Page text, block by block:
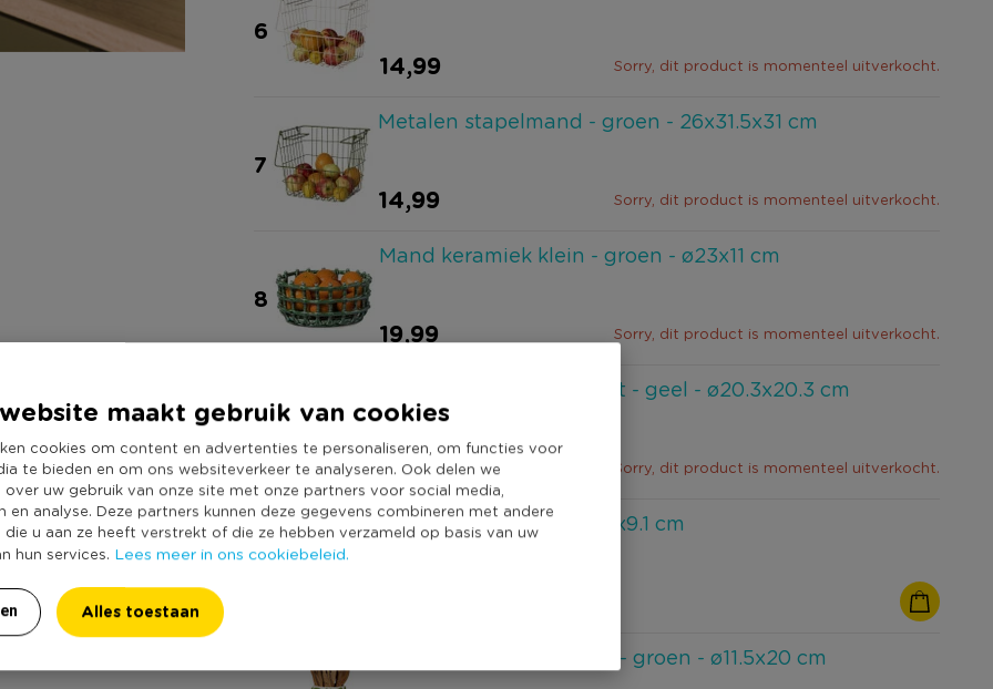
maakt gebruik van cookies
cookies om content en advertenties te personaliseren, om functies voor
te bieden en om ons websiteverkeer te analyseren. Ook delen we
uw gebruik van onze site met onze partners voor social media,
en analyse. Deze partners kunnen deze gegevens combineren met andere
u aan ze heeft verstrekt of die ze hebben verzameld op basis van uw
hun services. Lees meer in ons cookiebeleid.
Alles toestaan
6
14,99 Sorry, dit product is momenteel uitverkocht.
7
Metalen stapelmand - groen - 26x31.5x31 cm
14,99 Sorry, dit product is momenteel uitverkocht.
8
Mand keramiek klein - groen - ø23x11 cm
19,99 Sorry, dit product is momenteel uitverkocht.
9
Decoratie schaal op voet - geel - ø20.3x20.3 cm
7,50 Sorry, dit product is momenteel uitverkocht.
10
Vergiet klein - wit - ø18x9.1 cm
Keukengerei pot peper - groen - ø11.5x20 cm